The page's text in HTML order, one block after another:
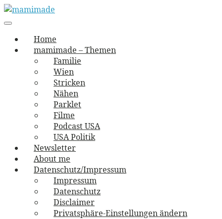
Skip
to
mamimade
vernäht und zugetextet
navigation
Menu
Home
mamimade – Themen
Familie
Wien
Stricken
Nähen
Parklet
Filme
Podcast USA
USA Politik
Newsletter
About me
Datenschutz/Impressum
Impressum
Datenschutz
Disclaimer
Privatsphäre-Einstellungen ändern